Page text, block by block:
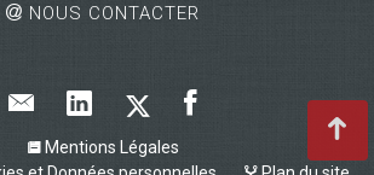
NOUS CONTACTER
Mentions Légales